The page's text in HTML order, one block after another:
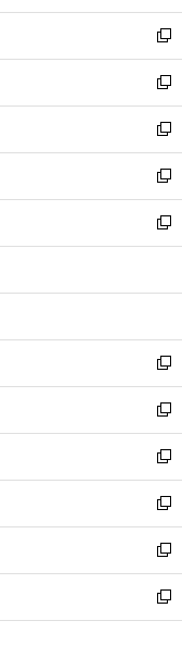
開
く
ウ
で
開
く
ン
ド
ウ
で
開
く
ウ
ィ
ン
ド
ウ
で
開
く
新
し
い
ウ
ィ
ン
ド
ウ
で
開
新
し
い
ウ
ィ
ン
ド
ウ
開
新
し
い
ウ
ィ
ン
ウ
開
く
新
し
い
ウ
ン
ウ
で
開
く
新
し
ウ
ン
ド
ウ
で
開
く
新
し
い
ウ
ィ
ン
ド
ウ
で
開
く
新
し
い
ウ
ィ
ン
ド
ウ
で
開
新
し
い
ウ
ィ
ン
ド
ウ
新
し
い
ウ
ィ
ン
新
し
い
ウ
新
し